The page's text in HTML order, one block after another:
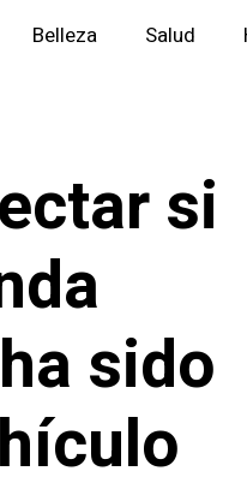
Belleza Salud
si
sido